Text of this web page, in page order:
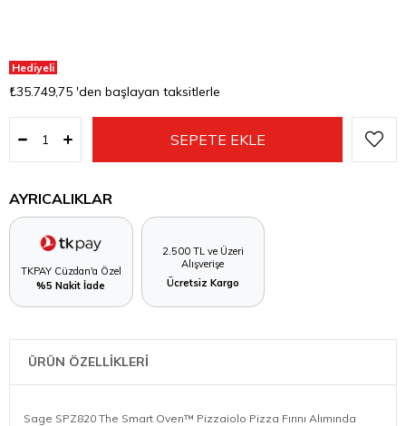
Hediyeli
₺35.749,75 'den başlayan taksitlerle
AYRICALIKLAR
TKPAY Cüzdan'a Özel
%5 Nakit İade
2.500 TL ve Üzeri
Alışverişe
Ücretsiz Kargo
ÜRÜN ÖZELLİKLERİ
Sage SPZ820 The Smart Oven™ Pizzaiolo Pizza Fırını Alımında